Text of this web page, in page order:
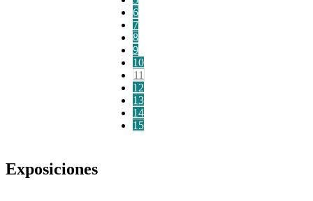
6
7
8
9
10
11
12
13
14
15
Exposiciones